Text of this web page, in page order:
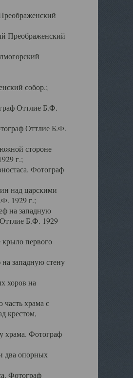
Преображенский
собор.;
Оттлие Б.Ф.
Оттлие Б.Ф.
стороне
г.;
Фотограф
над царскими
1929 г.;
на западную
Б.Ф. 1929
первого
западную стену
хоров на
храма с
крестом,
храма. Фотограф
два опорных
Фотограф